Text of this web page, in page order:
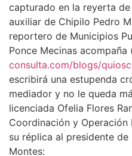
capturado en la reyerta
auxiliar de Chipilo Pedro
reportero de Municipios
Ponce Mecinas acompaña
consulta.com/blogs/
escribirá una estupenda
mediador y no le queda
licenciada Ofelia Flores
Coordinación y
su réplica al presidente de
Montes: